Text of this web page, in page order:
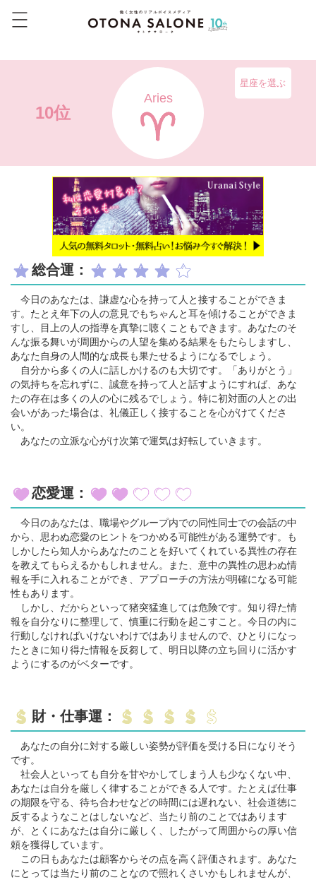
10位
Aries
星座を選ぶ
総合運：
今日のあなたは、謙虚な心を持って人と接することができま
す。たとえ年下の人の意見でもちゃんと耳を傾けることができま
すし、目上の人の指導を真摯に聴くこともできます。あなたのそ
んな振る舞いが周囲からの人望を集める結果をもたらしますし、
あなた自身の人間的な成長も果たせるようになるでしょう。
自分から多くの人に話しかけるのも大切です。「ありがとう」
の気持ちを忘れずに、誠意を持って人と話すようにすれば、あな
たの存在は多くの人の心に残るでしょう。特に初対面の人との出
会いがあった場合は、礼儀正しく接することを心がけてくださ
い。
あなたの立派な心がけ次第で運気は好転していきます。
恋愛運：
今日のあなたは、職場やグループ内での同性同士での会話の中
から、思わぬ恋愛のヒントをつかめる可能性がある運勢です。も
しかしたら知人からあなたのことを好いてくれている異性の存在
を教えてもらえるかもしれません。また、意中の異性の思わぬ情
報を手に入れることができ、アプローチの方法が明確になる可能
性もあります。
しかし、だからといって猪突猛進しては危険です。知り得た情
報を自分なりに整理して、慎重に行動を起こすこと。今日の内に
行動しなければいけないわけではありませんので、ひとりになっ
たときに知り得た情報を反芻して、明日以降の立ち回りに活かす
ようにするのがベターです。
財・仕事運：
あなたの自分に対する厳しい姿勢が評価を受ける日になりそう
です。
社会人といっても自分を甘やかしてしまう人も少なくない中、
あなたは自分を厳しく律することができる人です。たとえば仕事
の期限を守る、待ち合わせなどの時間には遅れない、社会道徳に
反するようなことはしないなど、当たり前のことではあります
が、とくにあなたは自分に厳しく、したがって周囲からの厚い信
頼を獲得しています。
この日もあなたは顧客からその点を高く評価されます。あなた
にとっては当たり前のことなので照れくさいかもしれませんが、